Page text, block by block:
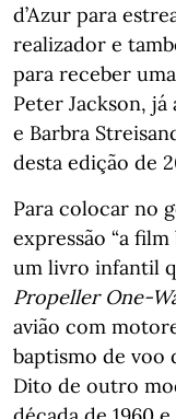
d’Azur para
realizador e
para receber
Peter Jackson, já
e Barbra
desta edição de
Para colocar no
expressão “a
um livro infantil
Propeller One-
avião com
baptismo de voo
Dito de outro